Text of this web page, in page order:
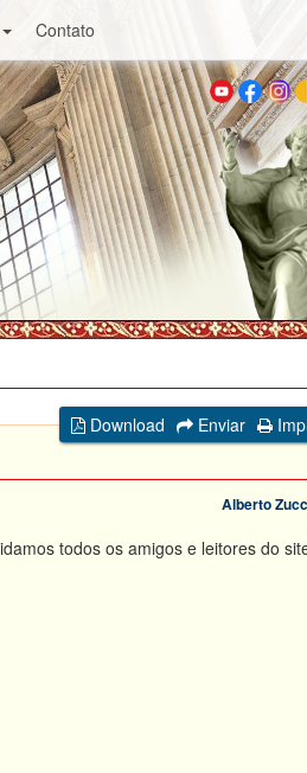
Contato
Download Enviar
Alberto
todos os amigos e leitores do